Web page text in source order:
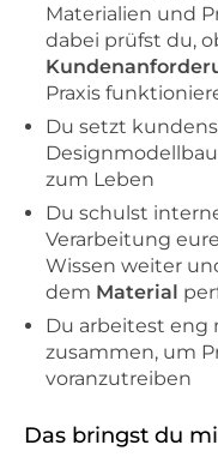
Materialien und
dabei prüfst du,
Praxis
Du setzt
zum Leben
Du schulst
Verarbeitung
Wissen weiter
dem Material
Du arbeitest eng
zusammen, um
voranzutreiben
Das bringst du